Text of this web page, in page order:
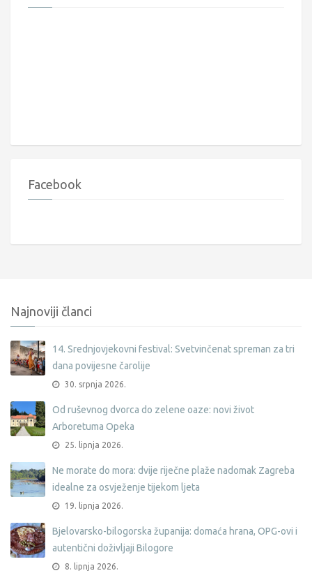
Facebook
Najnoviji članci
14. Srednjovjekovni festival: Svetvinčenat spreman za tri
dana povijesne čarolije
30. srpnja 2026.
Od ruševnog dvorca do zelene oaze: novi život
Arboretuma Opeka
25. lipnja 2026.
Ne morate do mora: dvije riječne plaže nadomak Zagreba
idealne za osvježenje tijekom ljeta
19. lipnja 2026.
Bjelovarsko-bilogorska županija: domaća hrana, OPG-ovi i
autentični doživljaji Bilogore
8. lipnja 2026.